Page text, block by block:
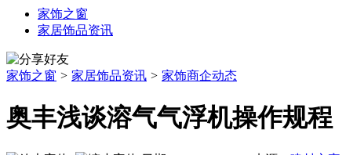
家饰之窗
家居饰品资讯
家饰之窗 > 家居饰品资讯 > 家饰商企动态
奥丰浅谈溶气气浮机操作规程